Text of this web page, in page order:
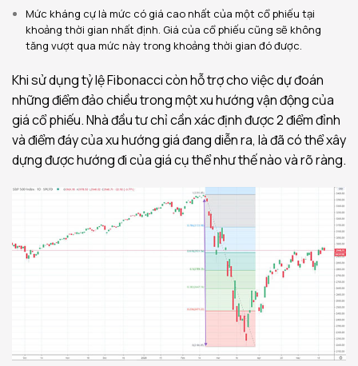
Mức kháng cự là mức có giá cao nhất của một cổ phiếu tại
khoảng thời gian nhất định. Giá của cổ phiếu cũng sẽ không
tăng vượt qua mức này trong khoảng thời gian đó được.
Khi sử dụng tỷ lệ Fibonacci còn hỗ trợ cho việc dự đoán
những điểm đảo chiều trong một xu hướng vận động của
giá cổ phiếu. Nhà đầu tư chỉ cần xác định được 2 điểm đỉnh
và điểm đáy của xu hướng giá đang diễn ra, là đã có thể xây
dựng được hướng đi của giá cụ thể như thế nào và rõ ràng.